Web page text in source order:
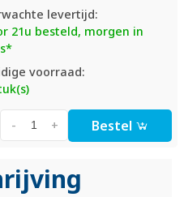
levertijd:
21u besteld, morgen in
voorraad:
+
- Bestel